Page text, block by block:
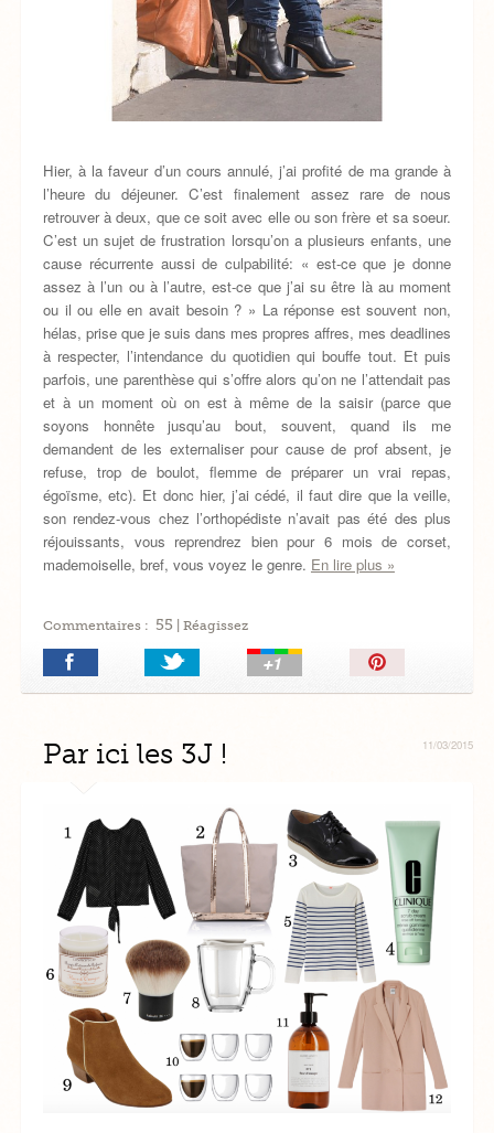
Hier, à la faveur d’un cours annulé, j’ai profité de ma grande à
l’heure du déjeuner. C’est finalement assez rare de nous
retrouver à deux, que ce soit avec elle ou son frère et sa soeur.
C’est un sujet de frustration lorsqu’on a plusieurs enfants, une
cause récurrente aussi de culpabilité: « est-ce que je donne
assez à l’un ou à l’autre, est-ce que j’ai su être là au moment
ou il ou elle en avait besoin ? » La réponse est souvent non,
hélas, prise que je suis dans mes propres affres, mes deadlines
à respecter, l’intendance du quotidien qui bouffe tout. Et puis
parfois, une parenthèse qui s’offre alors qu’on ne l’attendait pas
et à un moment où on est à même de la saisir (parce que
soyons honnête jusqu’au bout, souvent, quand ils me
demandent de les externaliser pour cause de prof absent, je
refuse, trop de boulot, flemme de préparer un vrai repas,
égoïsme, etc). Et donc hier, j’ai cédé, il faut dire que la veille,
son rendez-vous chez l’orthopédiste n’avait pas été des plus
réjouissants, vous reprendrez bien pour 6 mois de corset,
mademoiselle, bref, vous voyez le genre. En lire plus »
Commentaires : 55 | Réagissez
Épingler!
11/03/2015
Par ici les 3J !